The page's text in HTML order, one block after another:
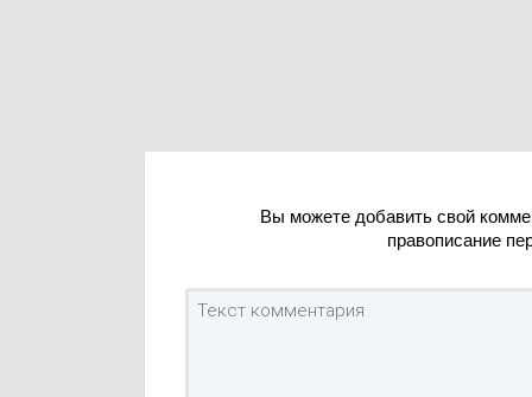
Вы можете добавить свой
правописание